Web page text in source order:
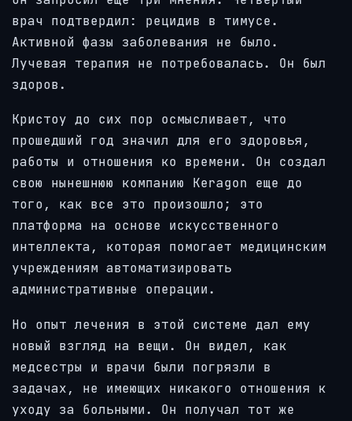
врач подтвердил: рецидив в тимусе.
Активной фазы заболевания не было.
Лучевая терапия не потребовалась. Он был
здоров.
Кристоу до сих пор осмысливает, что
прошедший год значил для его здоровья,
работы и отношения ко времени. Он создал
свою нынешнюю компанию Keragon еще до
того, как все это произошло; это
платформа на основе искусственного
интеллекта, которая помогает медицинским
учреждениям автоматизировать
административные операции.
Но опыт лечения в этой системе дал ему
новый взгляд на вещи. Он видел, как
медсестры и врачи были погрязли в
задачах, не имеющих никакого отношения к
уходу за больными. Он получал тот же